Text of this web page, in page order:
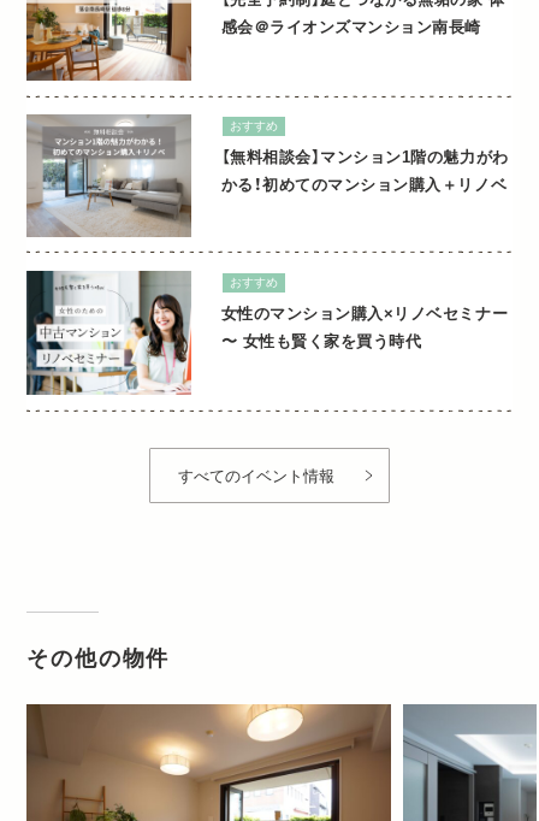
感会＠ライオンズマンション南長崎
おすすめ
【無料相談会】マンション1階の魅力がわ
かる！初めてのマンション購入＋リノベ
おすすめ
女性のマンション購入×リノベセミナー
〜 女性も賢く家を買う時代
すべてのイベント情報
その他の物件